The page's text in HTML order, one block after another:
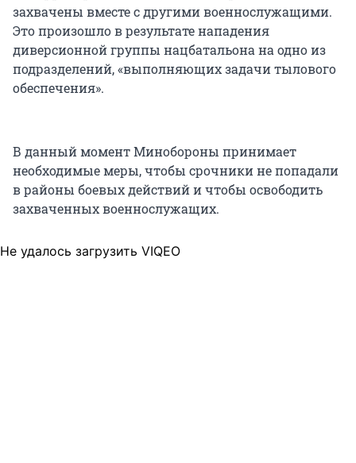
захвачены вместе с другими военнослужащими.
Это произошло в результате нападения
диверсионной группы нацбатальона на одно из
подразделений, «выполняющих задачи тылового
обеспечения».
В данный момент Минобороны принимает
необходимые меры, чтобы срочники не попадали
в районы боевых действий и чтобы освободить
захваченных военнослужащих.
Не удалось загрузить VIQEO